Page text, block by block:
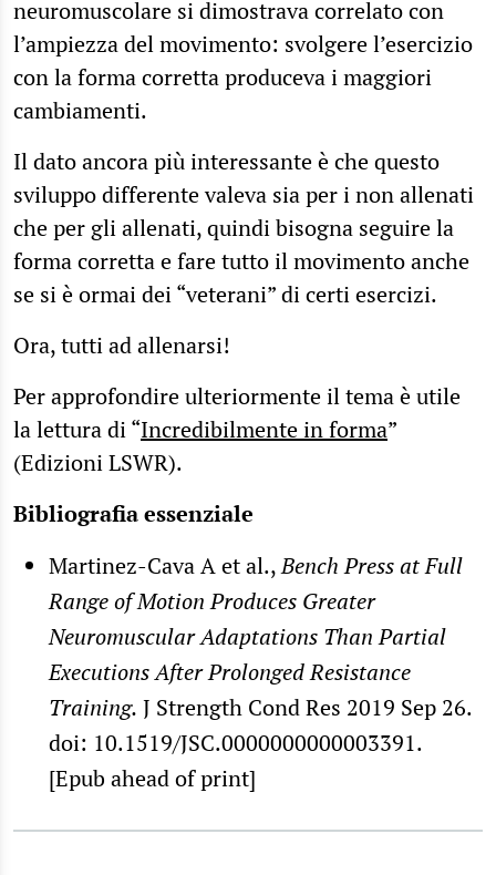
neuromuscolare si dimostrava correlato con
l’ampiezza del movimento: svolgere l’esercizio
con la forma corretta produceva i maggiori
cambiamenti.
Il dato ancora più interessante è che questo
sviluppo differente valeva sia per i non allenati
che per gli allenati, quindi bisogna seguire la
forma corretta e fare tutto il movimento anche
se si è ormai dei “veterani” di certi esercizi.
Ora, tutti ad allenarsi!
Per approfondire ulteriormente il tema è utile
la lettura di “Incredibilmente in forma”
(Edizioni LSWR).
Bibliografia essenziale
Martinez-Cava A et al.,Bench Press at Full
Range of Motion Produces Greater
Neuromuscular Adaptations Than Partial
Executions After Prolonged Resistance
Training. J Strength Cond Res 2019 Sep 26.
doi: 10.1519/JSC.0000000000003391.
[Epub ahead of print]